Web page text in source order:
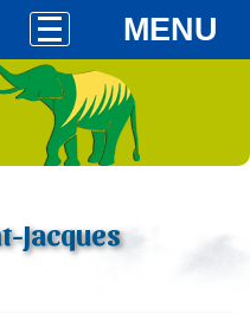
MENU
Jacques